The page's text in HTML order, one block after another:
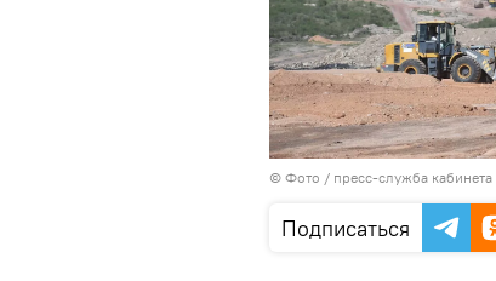
© Фото / пресс-служба
Подписаться